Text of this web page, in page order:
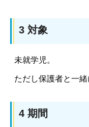
3 対象
未就学児。
ただし保護者と一緒
4 期間